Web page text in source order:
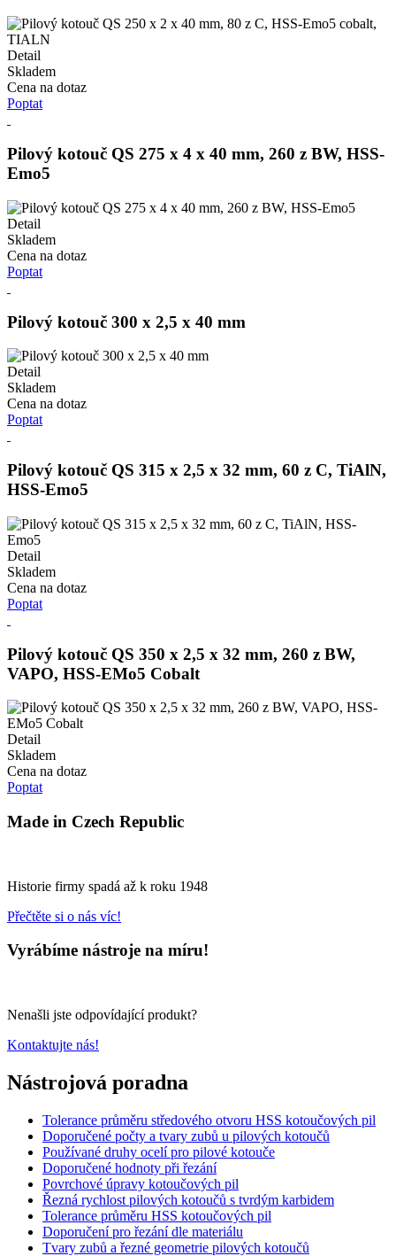
Detail
Skladem
Cena na dotaz
Poptat
Pilový kotouč QS 275 x 4 x 40 mm, 260 z BW, HSS-
Emo5
Detail
Skladem
Cena na dotaz
Poptat
Pilový kotouč 300 x 2,5 x 40 mm
Detail
Skladem
Cena na dotaz
Poptat
Pilový kotouč QS 315 x 2,5 x 32 mm, 60 z C, TiAlN,
HSS-Emo5
Detail
Skladem
Cena na dotaz
Poptat
Pilový kotouč QS 350 x 2,5 x 32 mm, 260 z BW,
VAPO, HSS-EMo5 Cobalt
Detail
Skladem
Cena na dotaz
Poptat
Made in Czech Republic
Historie firmy spadá až k roku 1948
Přečtěte si o nás víc!
Vyrábíme nástroje na míru!
Nenašli jste odpovídající produkt?
Kontaktujte nás!
Nástrojová poradna
Tolerance průměru středového otvoru HSS kotoučových pil
Doporučené počty a tvary zubů u pilových kotoučů
Používané druhy ocelí pro pilové kotouče
Doporučené hodnoty při řezání
Povrchové úpravy kotoučových pil
Řezná rychlost pilových kotoučů s tvrdým karbidem
Tolerance průměru HSS kotoučových pil
Doporučení pro řezání dle materiálu
Tvary zubů a řezné geometrie pilových kotoučů